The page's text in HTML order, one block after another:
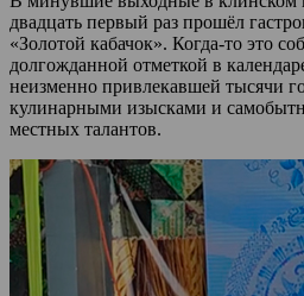
двадцать первый раз прошёл
«Золотой кабачок». Когда-то это
долгожданной отметкой в
неизменно привлекавшей тысячи
кулинарными изысками и
местных талантов.